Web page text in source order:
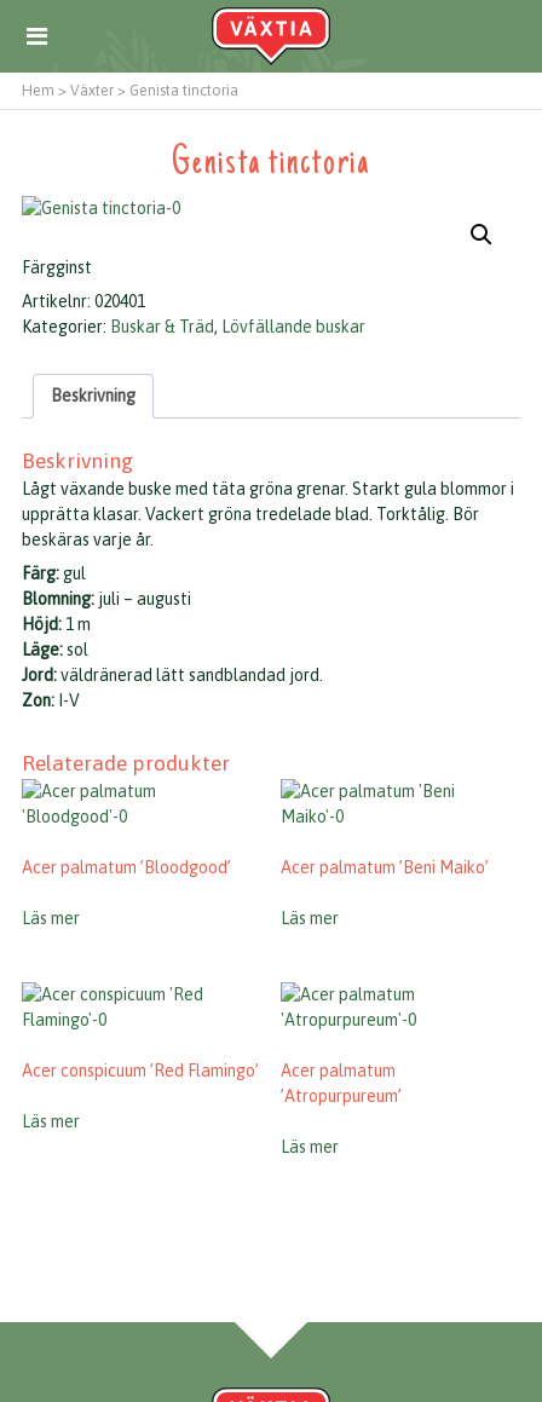
Hem > Växter > Genista tinctoria
Genista tinctoria
Färgginst
Artikelnr: 020401
Kategorier: Buskar & Träd, Lövfällande buskar
Beskrivning
Beskrivning
Lågt växande buske med täta gröna grenar. Starkt gula blommor i
upprätta klasar. Vackert gröna tredelade blad. Torktålig. Bör
beskäras varje år.
Färg:gul
Blomning: juli – augusti
Höjd: 1 m
Läge:sol
Jord:väldränerad lätt sandblandad jord.
Zon: I-V
Relaterade produkter
Acer palmatum ’Bloodgood’
Läs mer
Acer palmatum ’Beni Maiko’
Läs mer
Acer conspicuum ’Red Flamingo’
Läs mer
Acer palmatum
’Atropurpureum’
Läs mer